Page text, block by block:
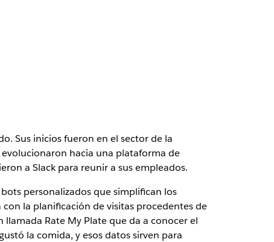
Sus inicios fueron en el sector de la
hacia una plataforma de
a Slack para reunir a sus empleados.
personalizados que simplifican los
la planificación de visitas procedentes de
Rate My Plate que da a conocer el
la comida, y esos datos sirven para